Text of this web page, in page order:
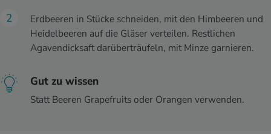
Erdbeeren in Stücke schneiden, mit den Himbeeren und
Heidelbeeren auf die Gläser verteilen. Restlichen
Agavendicksaft darüberträufeln, mit Minze garnieren.
Gut zu wissen
Statt Beeren Grapefruits oder Orangen verwenden.